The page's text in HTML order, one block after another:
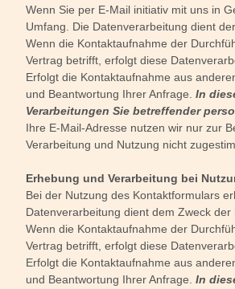
Wenn Sie per E-Mail initiativ mit uns in
Umfang. Die Datenverarbeitung dient
Wenn die Kontaktaufnahme der
Vertrag betrifft, erfolgt diese
Erfolgt die Kontaktaufnahme aus
und Beantwortung Ihrer Anfrage. In
Verarbeitungen Sie betreffender
Ihre E-Mail-Adresse nutzen wir nur zur
Verarbeitung und Nutzung nicht
Erhebung und Verarbeitung bei
Bei der Nutzung des Kontaktformulars
Datenverarbeitung dient dem Zweck der
Wenn die Kontaktaufnahme der
Vertrag betrifft, erfolgt diese
Erfolgt die Kontaktaufnahme aus
und Beantwortung Ihrer Anfrage. In